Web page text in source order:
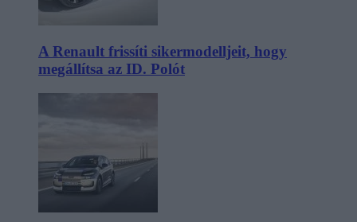
A Renault frissíti sikermodelljeit, hogy
megállítsa az ID. Polót